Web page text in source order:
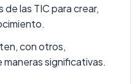
las TIC para crear,
con otros,
significativas.